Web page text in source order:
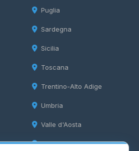
Puglia
Sardegna
Sicilia
Toscana
Trentino-Alto Adige
Umbria
Valle d'Aosta
Veneto